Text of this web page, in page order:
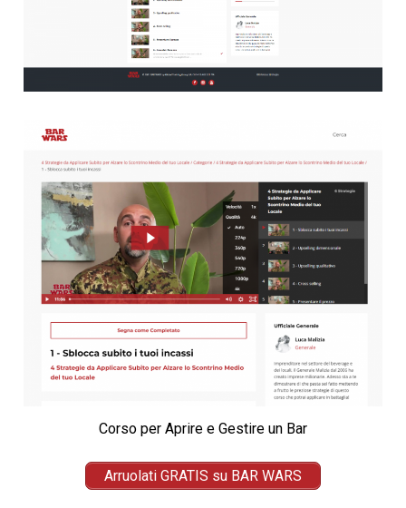
Corso per Aprire e Gestire un Bar
Arruolati GRATIS su BAR WARS